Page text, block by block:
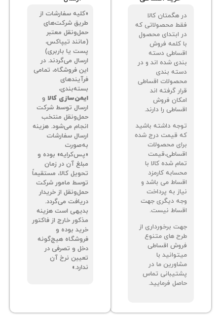
محصولاتی که
ابتدای محصول
شده اند و در
اقساطی
را دارند.
داشته باشید
قیمت درج شده
شده کالا با
می باشد و
به پرداخت
دیگری جهت
برخورداری از
های متنوع
تماس
«کلیه سفارشات از
طریق شرکت‌های
حمل‌ونقل معتبر
(مانند تیپاکس،
پست یا باربری)
ارسال می‌گردند. در
این فروشگاه، تمامی
ایمن‌سازی کالاو
ارسال توسط شرکت
حمل‌ونقل منتخب
انجام می‌شود. هزینه
ارسال سفارشات
«پس‌کرایه» بوده و
مبلغ آن در زمان
تحویل کالا، مستقیماً
توسط مامور شرکت
حمل‌ونقل از خریدار
دریافت می‌گردد.
بدیهی است هزینه
مذکور خارج از فاکتور
فروشگاه هیچ‌گونه
دخل و تصرفی در